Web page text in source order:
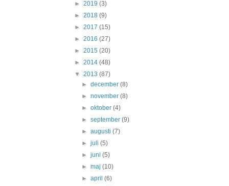
► 2019 (3)
► 2018 (9)
► 2017 (15)
► 2016 (27)
► 2015 (20)
► 2014 (48)
▼ 2013 (87)
►december(8)
►november(8)
►oktober(4)
►september(9)
►augusti(7)
►juli(5)
►juni(5)
►maj(10)
►april(6)